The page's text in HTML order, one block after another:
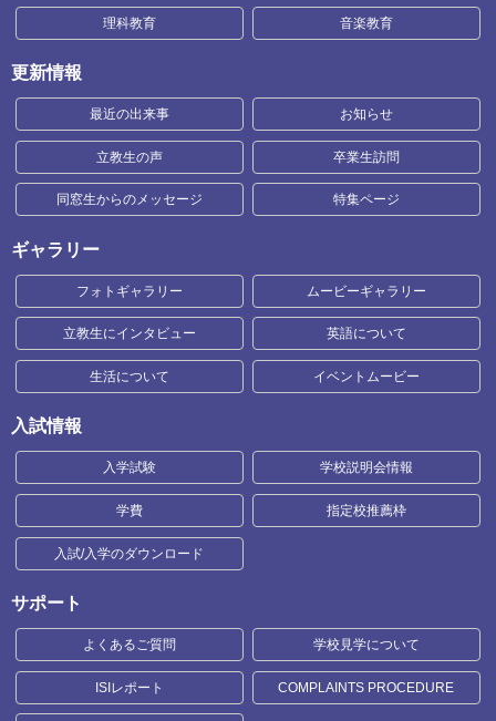
理科教育 音楽教育
更新情報
最近の出来事 お知らせ
立教生の声 卒業生訪問
同窓生からのメッセージ 特集ページ
ギャラリー
フォトギャラリー ムービーギャラリー
立教生にインタビュー 英語について
生活について イベントムービー
入試情報
入学試験 学校説明会情報
学費 指定校推薦枠
入試/入学のダウンロード
サポート
よくあるご質問 学校見学について
ISIレポート COMPLAINTS PROCEDURE